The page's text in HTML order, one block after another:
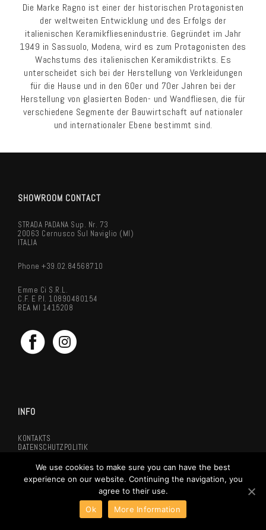
Die Marke Ragno ist einer der historischen Protagonisten
der weltweiten Entwicklung und des Erfolgs der
italienischen Keramikfliesenindustrie. Gegründet im Jahr
1949 in Sassuolo, Modena, wird es zum Protagonisten des
Wachstums des italienischen Keramikdistrikts. Es
unterscheidet sich bei der Herstellung von Verkleidungen
für die Hause und in den 60er und 70er Jahren bei der
Herstellung von glasierten Boden- und Wandfliesen, die für
verschiedene Segmente der Bauwirtschaft auf nationaler
und internationaler Ebene bestimmt sind.
SHOWROOM CONTACT
STRADA PADANA Sup. Nr. 73
20063 Cernusco Sul Naviglio (MI)
ITALIA
Phone +39.02.84568710
Emme Ci S.r.l.
C.F. E P.I. 10890480154
REA MI 1415208
INFO
KONTAKTS
DATENSCHUTZPOLITIK
ENGLISCHE VERSION
ITALIENISCHE VERSION
We use cookies to make sure you can have the best
experience on our website. Continuing the navigation, you
agree to their use.
Ok
More Information